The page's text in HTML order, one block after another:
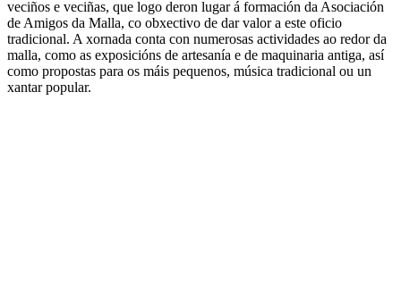
veciños e veciñas, que logo deron lugar á formación da Asociación
de Amigos da Malla, co obxectivo de dar valor a este oficio
tradicional. A xornada conta con numerosas actividades ao redor da
malla, como as exposicións de artesanía e de maquinaria antiga, así
como propostas para os máis pequenos, música tradicional ou un
xantar popular.